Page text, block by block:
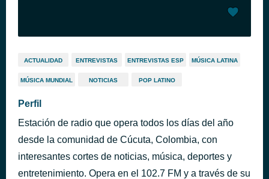
ACTUALIDAD ENTREVISTAS ENTREVISTAS ESP MÚSICA LATINA
MÚSICA MUNDIAL NOTICIAS POP LATINO
Perfil
Estación de radio que opera todos los días del año
desde la comunidad de Cúcuta, Colombia, con
interesantes cortes de noticias, música, deportes y
entretenimiento. Opera en el 102.7 FM y a través de su